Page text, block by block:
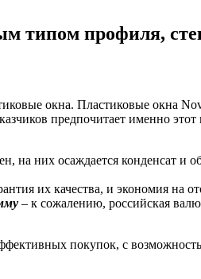
типом профиля,
окна. Пластиковые окна
предпочитает именно
на них осаждается конденсат и
их качества, и экономия на
– к сожалению, российская
покупок, с